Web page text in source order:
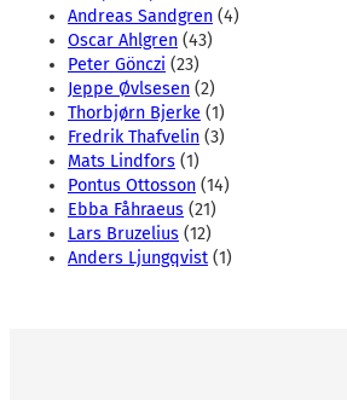
Andreas Sandgren (4)
Oscar Ahlgren (43)
Peter Gönczi (23)
Jeppe Øvlsesen (2)
Thorbjørn Bjerke (1)
Fredrik Thafvelin (3)
Mats Lindfors (1)
Pontus Ottosson (14)
Ebba Fåhraeus (21)
Lars Bruzelius (12)
Anders Ljungqvist (1)